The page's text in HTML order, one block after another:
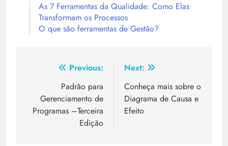
As 7 Ferramentas da Qualidade: Como Elas
Transformam os Processos
O que são ferramentas de Gestão?
Previous:
Padrão para
Gerenciamento de
Programas –Terceira
Edição
Next:
Conheça mais sobre o
Diagrama de Causa e
Efeito